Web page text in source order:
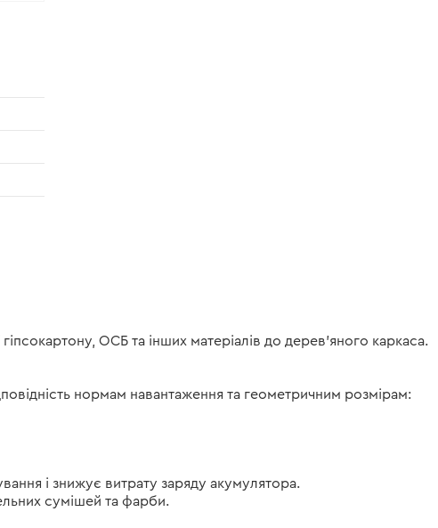
ОСБ та інших матеріалів до дерев'яного каркаса.
нормам навантаження та геометричним розмірам:
і знижує витрату заряду акумулятора.
сумішей та фарби.